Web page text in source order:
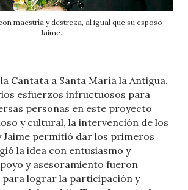
maestría y destreza, al igual que su esposo
Jaime.
Cantata a Santa María la Antigua.
esfuerzos infructuosos para
personas en este proyecto
y cultural, la intervención de los
Jaime permitió dar los primeros
la idea con entusiasmo y
y asesoramiento fueron
para lograr la participación y